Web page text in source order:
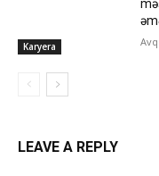
Karyera
LEAVE A REPLY